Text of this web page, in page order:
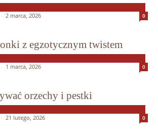
- 2 marca, 2026 0
z egzotycznym twistem
- 1 marca, 2026 0
orzechy i pestki
- 21 lutego, 2026 0